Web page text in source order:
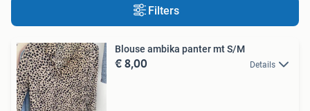
Filters
Blouse ambika panter mt S/M
€ 8,00 Details